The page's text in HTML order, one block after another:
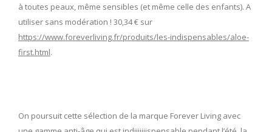
à toutes peaux, même sensibles (et même celle des enfants). A
utiliser sans modération ! 30,34 € sur
https://www.foreverliving.fr/produits/les-indispensables/aloe-
first.html.
On poursuit cette sélection de la marque Forever Living avec